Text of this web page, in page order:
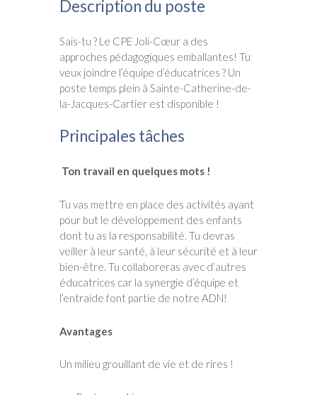
Description du poste
Sais-tu ? Le CPE Joli-Cœur a des
approches pédagogiques emballantes! Tu
veux joindre l’équipe d’éducatrices ? Un
poste temps plein à Sainte-Catherine-de-
la-Jacques-Cartier est disponible !
Principales tâches
Ton travail en quelques mots !
Tu vas mettre en place des activités ayant
pour but le développement des enfants
dont tu as la responsabilité. Tu devras
veiller à leur santé, à leur sécurité et à leur
bien-être. Tu collaboreras avec d’autres
éducatrices car la synergie d’équipe et
l’entraide font partie de notre ADN!
Avantages
Un milieu grouillant de vie et de rires !